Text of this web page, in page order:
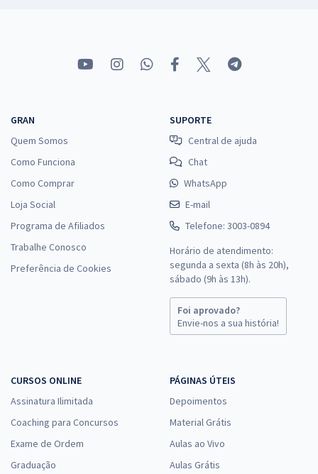
GRAN
Quem Somos
Como Funciona
Como Comprar
Loja Social
Programa de Afiliados
Trabalhe Conosco
Preferência de Cookies
SUPORTE
Central de ajuda
Chat
WhatsApp
E-mail
Telefone: 3003-0894
Horário de atendimento:
segunda a sexta (8h às 20h),
sábado (9h às 13h).
Foi aprovado?
Envie-nos a sua história!
CURSOS ONLINE
Assinatura Ilimitada
Coaching para Concursos
Exame de Ordem
Graduação
PÁGINAS ÚTEIS
Depoimentos
Material Grátis
Aulas ao Vivo
Aulas Grátis